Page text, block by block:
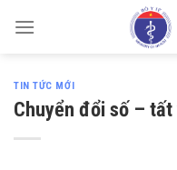
TIN TỨC MỚI
Chuyển đổi số –